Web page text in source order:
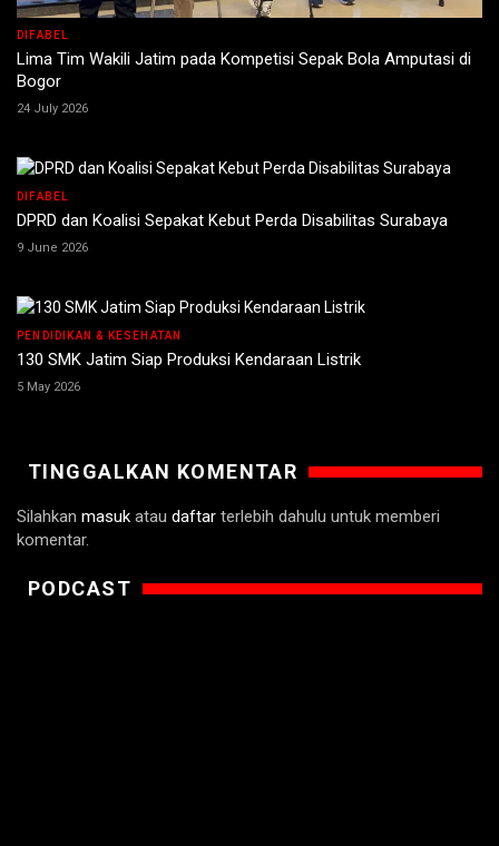
DIFABEL
Lima Tim Wakili Jatim pada Kompetisi Sepak Bola Amputasi di
Bogor
24 July 2026
DIFABEL
DPRD dan Koalisi Sepakat Kebut Perda Disabilitas Surabaya
9 June 2026
PENDIDIKAN & KESEHATAN
130 SMK Jatim Siap Produksi Kendaraan Listrik
5 May 2026
TINGGALKAN KOMENTAR
Silahkan masuk atau daftar terlebih dahulu untuk memberi
komentar.
PODCAST